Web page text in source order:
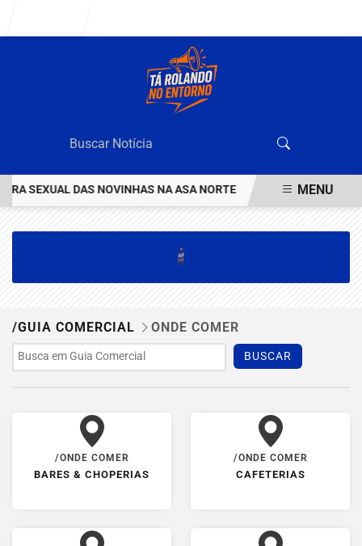
SEXUAL DAS NOVINHAS NA ASA NORTE HOMEM MENU
/GUIA COMERCIAL ONDE COMER
BUSCAR
/ONDE COMER
BARES & CHOPERIAS
/ONDE COMER
CAFETERIAS